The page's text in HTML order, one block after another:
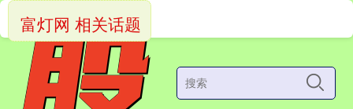
富灯网 相关话题